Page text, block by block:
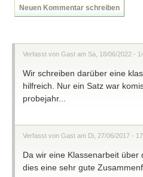
Neuen Kommentar schreiben
Verfasst von Gast am Sa, 18/06/2022 -
Wir schreiben darüber eine
hilfreich. Nur ein Satz war
probejahr...
Verfasst von Gast am Di, 27/06/2017 -
Da wir eine Klassenarbeit
dies eine sehr gute